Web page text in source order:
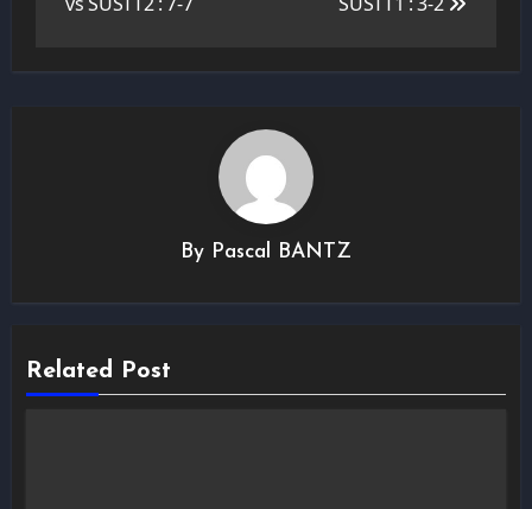
By Pascal BANTZ
Related Post